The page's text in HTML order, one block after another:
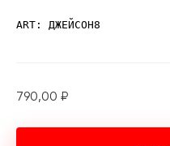
ART: ДЖЕЙСОН8
790,00 ₽